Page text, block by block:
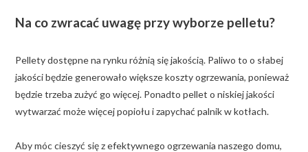
Na co zwracać uwagę przy wyborze pelletu?
Pellety dostępne na rynku różnią się jakością. Paliwo to o słabej
jakości będzie generowało większe koszty ogrzewania, ponieważ
będzie trzeba zużyć go więcej. Ponadto pellet o niskiej jakości
wytwarzać może więcej popiołu i zapychać palnik w kotłach.
Aby móc cieszyć się z efektywnego ogrzewania naszego domu,